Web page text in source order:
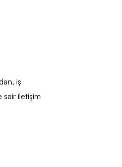
iş
sair iletişim